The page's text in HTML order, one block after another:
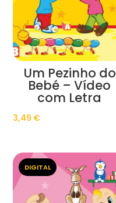
Um Pezinho do
Bebé – Vídeo
com Letra
3,49 €
DIGITAL